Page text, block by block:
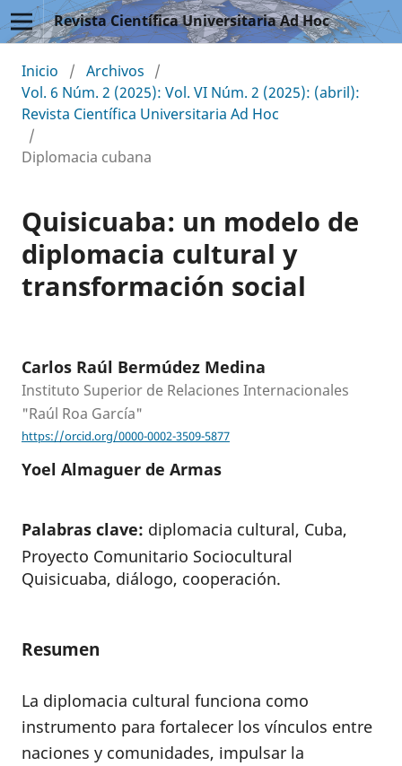
Revista Científica Universitaria Ad Hoc
Inicio / Archivos /
Vol. 6 Núm. 2 (2025): Vol. VI Núm. 2 (2025): (abril):
Revista Científica Universitaria Ad Hoc
/
Diplomacia cubana
Quisicuaba: un modelo de
diplomacia cultural y
transformación social
Carlos Raúl Bermúdez Medina
Instituto Superior de Relaciones Internacionales
"Raúl Roa García"
https://orcid.org/0000-0002-3509-5877
Yoel Almaguer de Armas
Palabras clave: diplomacia cultural, Cuba,
Proyecto Comunitario Sociocultural
Quisicuaba, diálogo, cooperación.
Resumen
La diplomacia cultural funciona como
instrumento para fortalecer los vínculos entre
naciones y comunidades, impulsar la